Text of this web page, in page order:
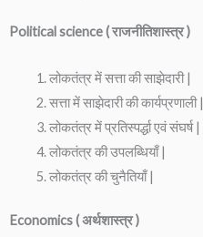
Political science ( राजनीतिशास्त्र )
लोकतंत्र में सत्ता की साझेदारी |
सत्ता में साझेदारी की कार्यप्रणाली |
लोकतंत्र में प्रतिस्पर्द्धा एवं संघर्ष |
लोकतंत्र की उपलब्धियाँ |
लोकतंत्र की चुनैतियाँ |
Economics ( अर्थशास्त्र )